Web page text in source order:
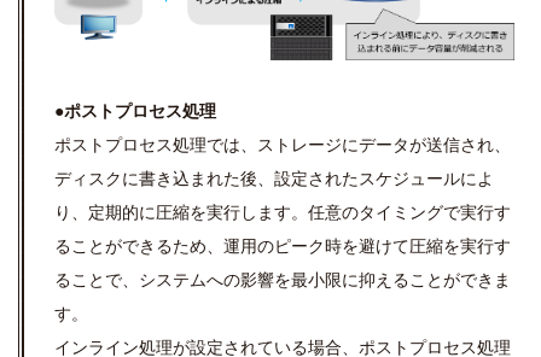
●ポストプロセス処理
ポストプロセス処理では、ストレージにデータが送信され、
ディスクに書き込まれた後、設定されたスケジュールによ
り、定期的に圧縮を実行します。任意のタイミングで実行す
ることができるため、運用のピーク時を避けて圧縮を実行す
ることで、システムへの影響を最小限に抑えることができま
す。
インライン処理が設定されている場合、ポストプロセス処理